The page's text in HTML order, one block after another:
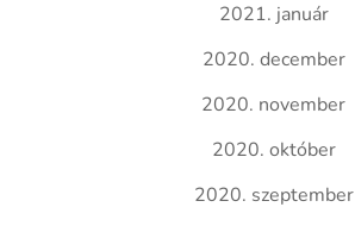
2021. január
2020. december
2020. november
2020. október
2020. szeptember